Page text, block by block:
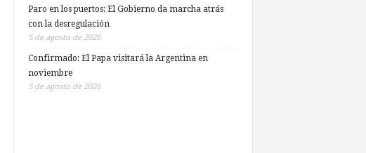
Paro en los puertos: El Gobierno da marcha atrás
con la desregulación
5 de agosto de 2026
Confirmado: El Papa visitará la Argentina en
noviembre
5 de agosto de 2026